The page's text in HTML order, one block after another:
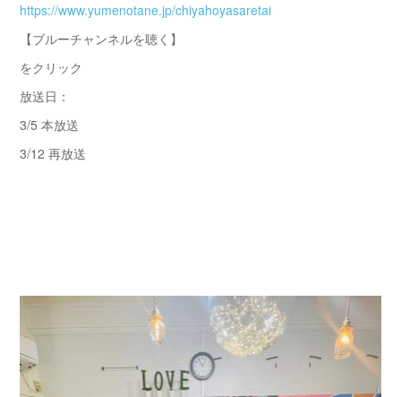
https://www.yumenotane.jp/chiyahoyasaretai
【ブルーチャンネルを聴く】
をクリック
放送日：
3/5 本放送
3/12 再放送